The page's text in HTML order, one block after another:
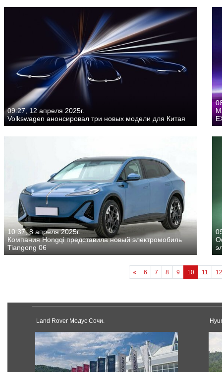
09:27, 12 апреля 2025г.
Volkswagen анонсировал три новых модели для Китая
10:37, 8 апреля 2025г.
Компания Hongqi представила новый электромобиль
Tiangong 06
« 6 7 8 9 10 11 12
Land Rover Модус Сочи.